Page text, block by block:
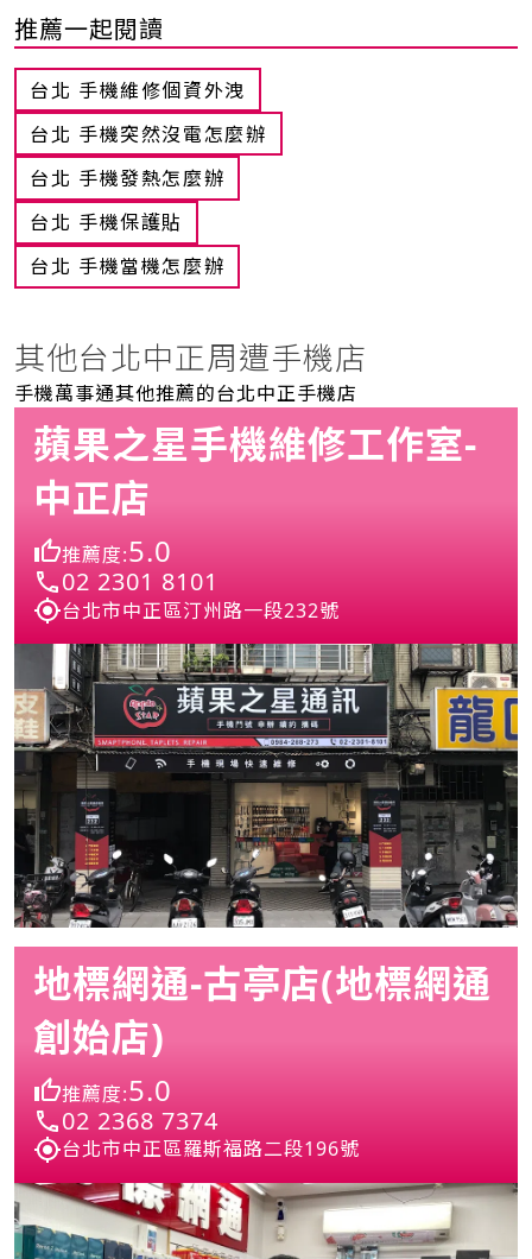
推薦一起閱讀
台北 手機維修個資外洩
台北 手機突然沒電怎麼辦
台北 手機發熱怎麼辦
台北 手機保護貼
台北 手機當機怎麼辦
其他台北中正周遭手機店
手機萬事通其他推薦的台北中正手機店
蘋果之星手機維修工作室-
中正店
推薦度:5.0
02 2301 8101
台北市中正區汀州路一段232號
地標網通-古亭店(地標網通
創始店)
推薦度:5.0
02 2368 7374
台北市中正區羅斯福路二段196號